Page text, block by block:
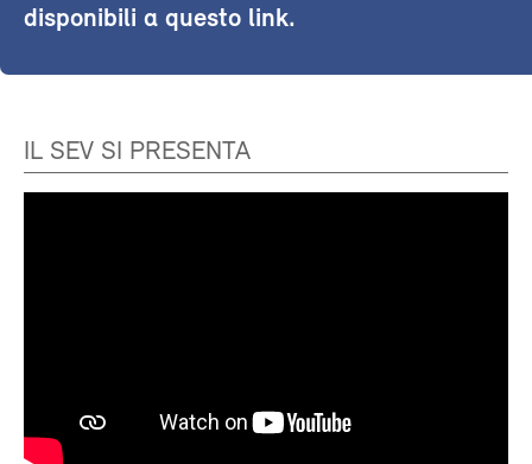
disponibili a questo link.
IL SEV SI PRESENTA